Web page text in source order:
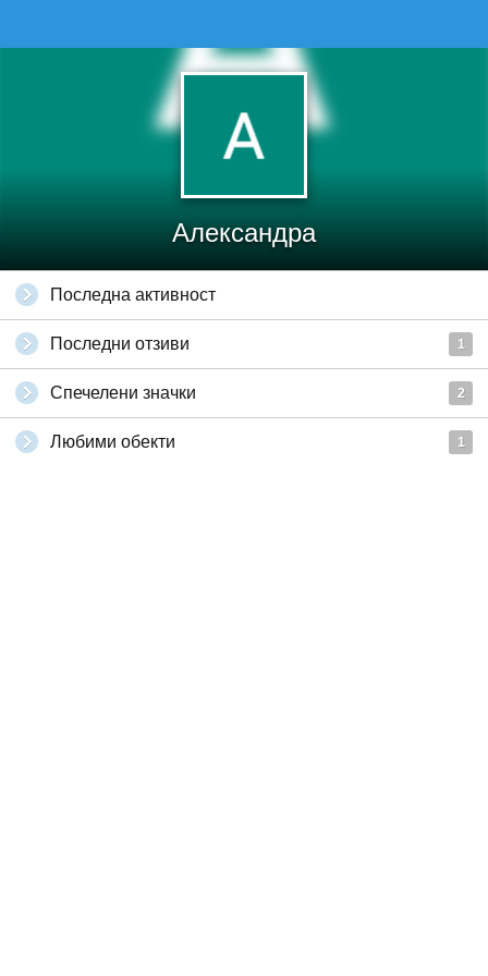
Александра
Последна активност
Последни отзиви 1
Спечелени значки 2
Любими обекти 1